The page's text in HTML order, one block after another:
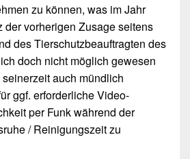
zu können, was im Jahr
der vorherigen Zusage seitens
des Tierschutzbeauftragten des
doch nicht möglich gewesen
auch mündlich
ggf. erforderliche Video-
per Funk während der
/ Reinigungszeit zu